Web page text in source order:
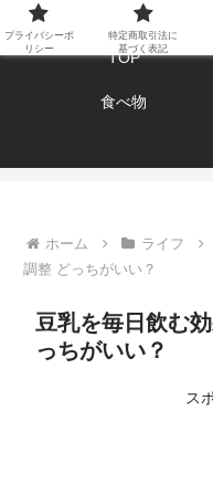
エンジ
TOP
食べ物
ホーム ライフ
調整 どっちがいい？
豆乳を毎日飲む
っちがいい？
ス
プライバシーポ
リシー
特定商取引法に
基づく表記